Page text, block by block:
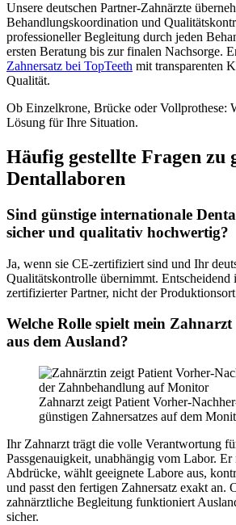
Unsere deutschen Partner-Zahnärzte
Behandlungskoordination und
professioneller Begleitung durch jeden
ersten Beratung bis zur finalen Nachsorge.
Zahnersatz bei TopTeeth mit transparenten
Qualität.
Ob Einzelkrone, Brücke oder Vollprothese:
Lösung für Ihre Situation.
Häufig gestellte Fragen zu
Dentallaboren
Sind günstige internationale
sicher und qualitativ hochwertig?
Ja, wenn sie CE-zertifiziert sind und Ihr
Qualitätskontrolle übernimmt. Entscheidend
zertifizierter Partner, nicht der
Welche Rolle spielt mein
aus dem Ausland?
Zahnarzt zeigt Patient Vorher-
günstigen Zahnersatzes auf dem
Ihr Zahnarzt trägt die volle Verantwortung
Passgenauigkeit, unabhängig vom Labor. Er
Abdrücke, wählt geeignete Labore aus,
und passt den fertigen Zahnersatz exakt an.
zahnärztliche Begleitung funktioniert
sicher.